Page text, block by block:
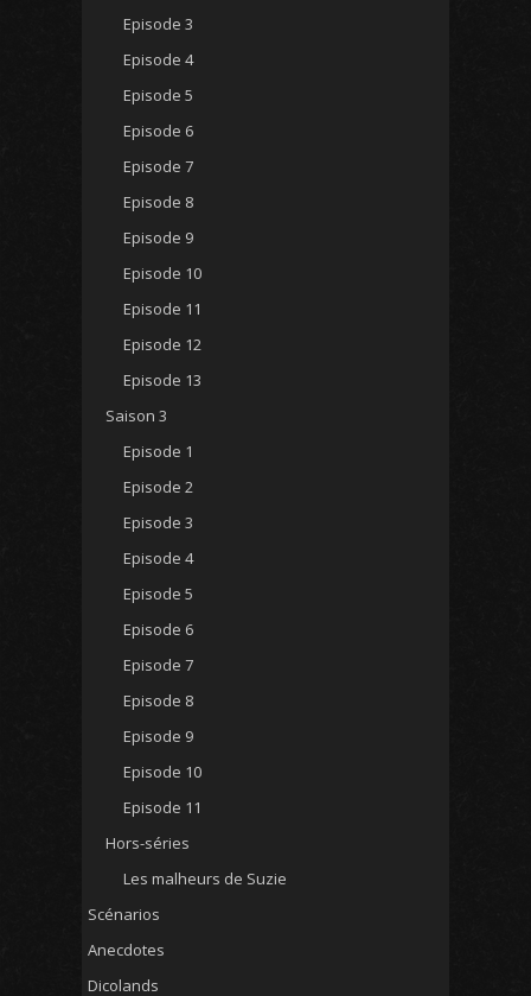
Episode 3
Episode 4
Episode 5
Episode 6
Episode 7
Episode 8
Episode 9
Episode 10
Episode 11
Episode 12
Episode 13
Saison 3
Episode 1
Episode 2
Episode 3
Episode 4
Episode 5
Episode 6
Episode 7
Episode 8
Episode 9
Episode 10
Episode 11
Hors-séries
Les malheurs de Suzie
Scénarios
Anecdotes
Dicolands